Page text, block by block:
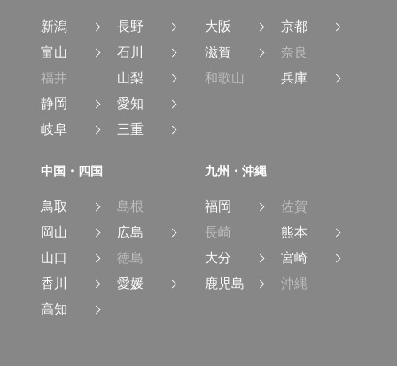
新潟
長野
富山
石川
福井
山梨
静岡
愛知
岐阜
三重
大阪
京都
滋賀
奈良
和歌山
兵庫
中国・四国
鳥取
島根
岡山
広島
山口
徳島
香川
愛媛
高知
九州・沖縄
福岡
佐賀
長崎
熊本
大分
宮崎
鹿児島
沖縄